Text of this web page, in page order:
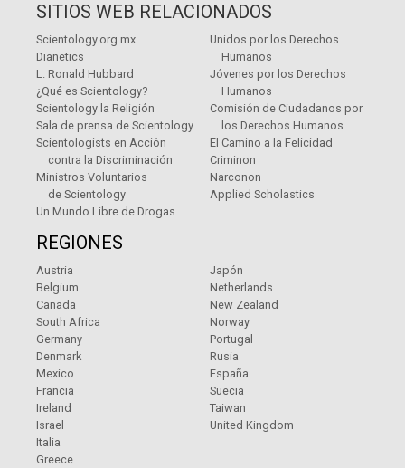
SITIOS WEB RELACIONADOS
Scientology.org.mx
Dianetics
L. Ronald Hubbard
¿Qué es Scientology?
Scientology la Religión
Sala de prensa de Scientology
Scientologists en Acción
contra la Discriminación
Ministros Voluntarios
de Scientology
Un Mundo Libre de Drogas
Unidos por los Derechos
Humanos
Jóvenes por los Derechos
Humanos
Comisión de Ciudadanos por
los Derechos Humanos
El Camino a la Felicidad
Criminon
Narconon
Applied Scholastics
REGIONES
Austria
Belgium
Canada
South Africa
Germany
Denmark
Mexico
Francia
Ireland
Israel
Italia
Greece
Japón
Netherlands
New Zealand
Norway
Portugal
Rusia
España
Suecia
Taiwan
United Kingdom